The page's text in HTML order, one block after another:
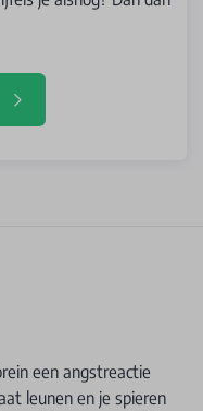
een angstreactie
leunen en je spieren